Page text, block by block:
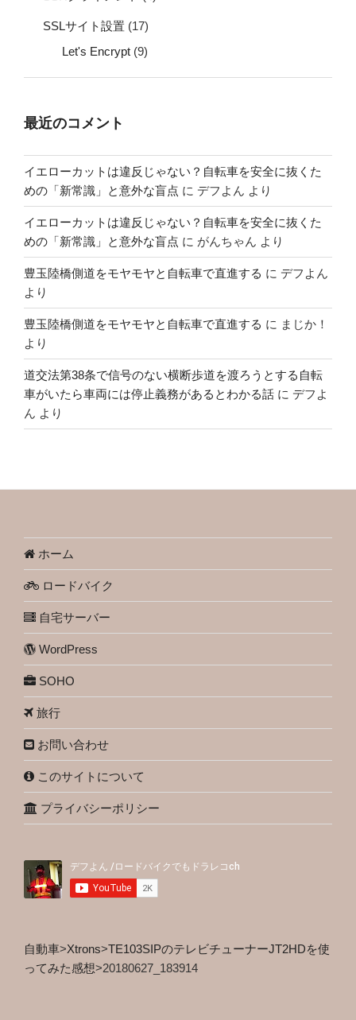
SSLサイト設置 (17)
Let's Encrypt (9)
最近のコメント
イエローカットは違反じゃない？自転車を安全に抜くた
めの「新常識」と意外な盲点 に デフよん より
イエローカットは違反じゃない？自転車を安全に抜くた
めの「新常識」と意外な盲点 に がんちゃん より
豊玉陸橋側道をモヤモヤと自転車で直進する に デフよん
より
豊玉陸橋側道をモヤモヤと自転車で直進する に まじか！
より
道交法第38条で信号のない横断歩道を渡ろうとする自転
車がいたら車両には停止義務があるとわかる話 に デフよ
ん より
ホーム
ロードバイク
自宅サーバー
WordPress
SOHO
旅行
お問い合わせ
このサイトについて
プライバシーポリシー
自動車>Xtrons>TE103SIPのテレビチューナーJT2HDを使
ってみた感想>20180627_183914